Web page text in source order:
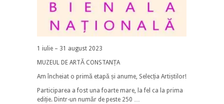
1 iulie – 31 august 2023
MUZEUL DE ARTĂ CONSTANȚA
Am încheiat o primă etapă și anume, Selecția Artiștilor!
Participarea a fost una foarte mare, la fel ca la prima
ediție. Dintr-un număr de peste 250 …